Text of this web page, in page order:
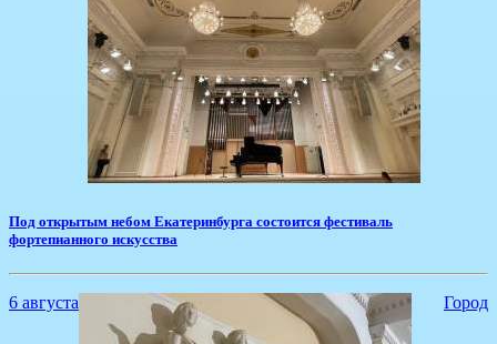
Под открытым небом Екатеринбурга состоится фестиваль
фортепианного искусства
6 августа Город